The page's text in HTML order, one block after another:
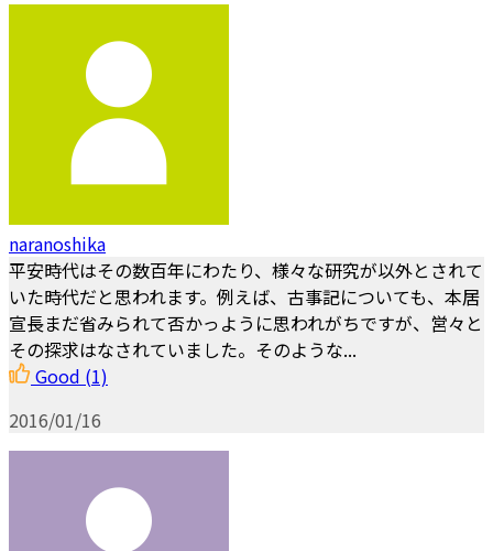
naranoshika
平安時代はその数百年にわたり、様々な研究が以外とされて
いた時代だと思われます。例えば、古事記についても、本居
宣長まだ省みられて否かっように思われがちですが、営々と
その探求はなされていました。そのような...
Good (1)
2016/01/16